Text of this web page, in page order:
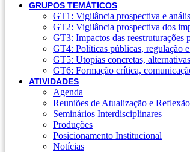
GRUPOS TEMÁTICOS
GT1: Vigilância prospectiva e
GT2: Vigilância prospectiva dos
GT3: Impactos das reestruturações
GT4: Políticas públicas, regulação
GT5: Utopias concretas,
GT6: Formação crítica,
ATIVIDADES
Agenda
Reuniões de Atualização e Reflexão
Seminários Interdisciplinares
Produções
Posicionamento Institucional
Notícias